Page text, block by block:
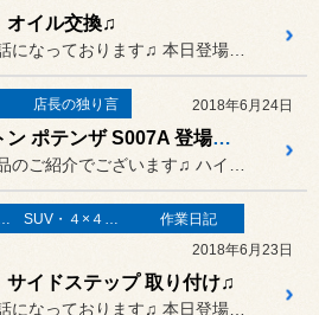
イル交換♫
店長の独り言 2018年6月24日
ブリヂストン ポテンザ S007A 登場です!!
イツ車）の作業 SUV・４×４（オフロード）
作業日記
2018年6月23日
イドステップ 取り付け♫